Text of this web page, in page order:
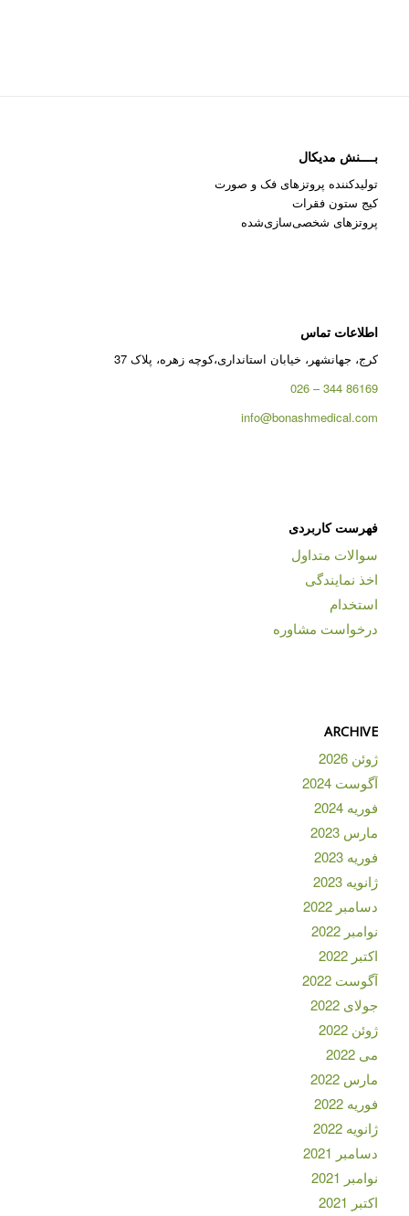
بــــنش مدیکال
تولیدکننده پروتزهای فک و صورت
کیج ستون فقرات
پروتزهای شخصی‌سازی‌شده
اطلاعات تماس
کرج، جهانشهر، خیابان استانداری،کوچه زهره، پلاک 37
86169 344 – 026
info@bonashmedical.com
فهرست کاربردی
سوالات متداول
اخذ نمایندگی
استخدام
درخواست مشاوره
ARCHIVE
ژوئن 2026
آگوست 2024
فوریه 2024
مارس 2023
فوریه 2023
ژانویه 2023
دسامبر 2022
نوامبر 2022
اکتبر 2022
آگوست 2022
جولای 2022
ژوئن 2022
می 2022
مارس 2022
فوریه 2022
ژانویه 2022
دسامبر 2021
نوامبر 2021
اکتبر 2021